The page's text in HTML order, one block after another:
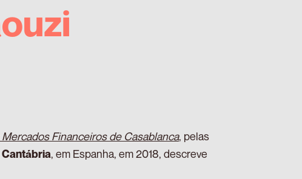
Financeiros de Casablanca, pelas
Cantábria, em Espanha, em 2018, descreve